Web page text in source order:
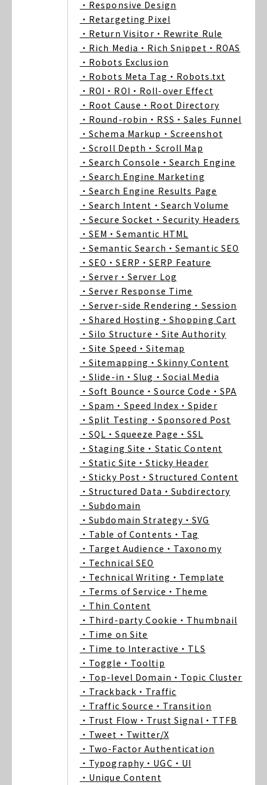
・Responsive Design
・Retargeting Pixel
・Return Visitor ・Rewrite Rule
・Rich Media ・Rich Snippet ・ROAS
・Robots Exclusion
・Robots Meta Tag ・Robots.txt
・ROI ・ROI ・Roll-over Effect
・Root Cause ・Root Directory
・Round-robin ・RSS ・Sales Funnel
・Schema Markup ・Screenshot
・Scroll Depth ・Scroll Map
・Search Console ・Search Engine
・Search Engine Marketing
・Search Engine Results Page
・Search Intent ・Search Volume
・Secure Socket ・Security Headers
・SEM ・Semantic HTML
・Semantic Search ・Semantic SEO
・SEO ・SERP ・SERP Feature
・Server ・Server Log
・Server Response Time
・Server-side Rendering ・Session
・Shared Hosting ・Shopping Cart
・Silo Structure ・Site Authority
・Site Speed ・Sitemap
・Sitemapping ・Skinny Content
・Slide-in ・Slug ・Social Media
・Soft Bounce ・Source Code ・SPA
・Spam ・Speed Index ・Spider
・Split Testing ・Sponsored Post
・SQL ・Squeeze Page ・SSL
・Staging Site ・Static Content
・Static Site ・Sticky Header
・Sticky Post ・Structured Content
・Structured Data ・Subdirectory
・Subdomain
・Subdomain Strategy ・SVG
・Table of Contents ・Tag
・Target Audience ・Taxonomy
・Technical SEO
・Technical Writing ・Template
・Terms of Service ・Theme
・Thin Content
・Third-party Cookie ・Thumbnail
・Time on Site
・Time to Interactive ・TLS
・Toggle ・Tooltip
・Top-level Domain ・Topic Cluster
・Trackback ・Traffic
・Traffic Source ・Transition
・Trust Flow ・Trust Signal ・TTFB
・Tweet ・Twitter/X
・Two-Factor Authentication
・Typography ・UGC ・UI
・Unique Content